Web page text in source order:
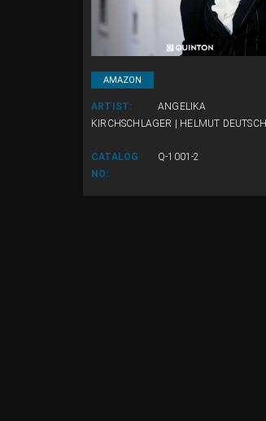
AMAZON
ARTIST:
ANGELIKA
KIRCHSCHLAGER | HELMUT DEUTSCH
CATALOG
NO:
Q-1001-2